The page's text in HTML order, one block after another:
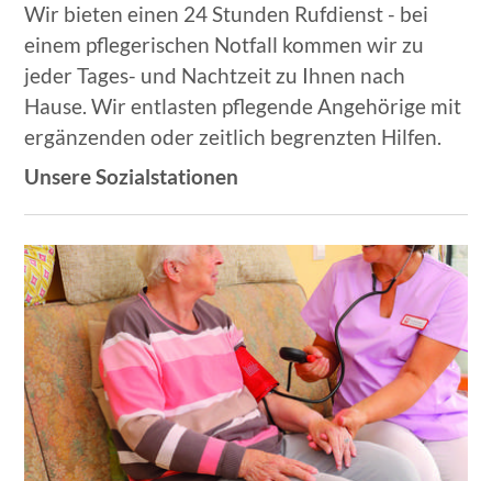
Wir bieten einen 24 Stunden Rufdienst - bei
einem pflegerischen Notfall kommen wir zu
jeder Tages- und Nachtzeit zu Ihnen nach
Hause. Wir entlasten pflegende Angehörige mit
ergänzenden oder zeitlich begrenzten Hilfen.
Unsere Sozialstationen